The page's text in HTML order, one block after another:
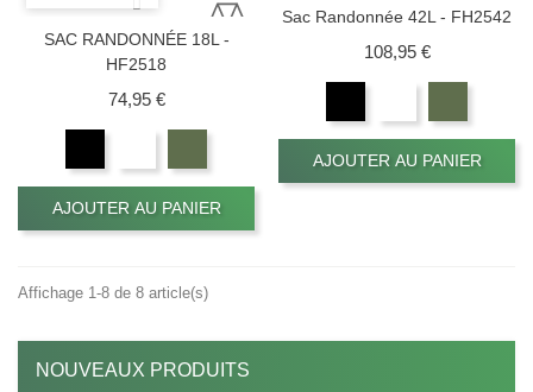
NOUVEAUX PRODUITS
SAC RANDONNÉE 18L -
HF2518
74,95 €Prix
AJOUTER AU PANIER
Sac Randonnée 42L - FH2542
108,95 €Prix
AJOUTER AU PANIER
Affichage 1-8 de 8 article(s)